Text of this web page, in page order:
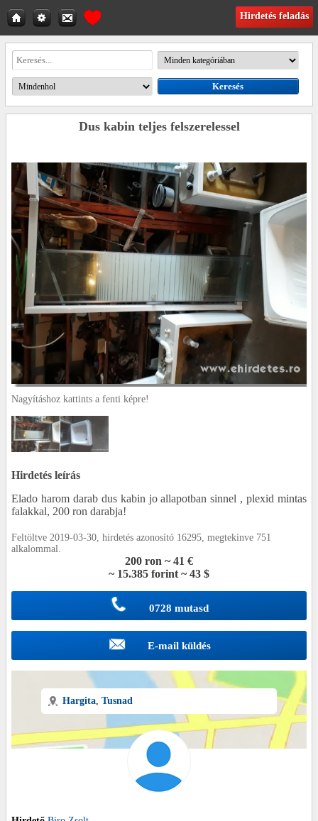
Hirdetés feladás
Dus kabin teljes felszerelessel
Nagyításhoz kattints a fenti képre!
Hirdetés leírás
Elado harom darab dus kabin jo allapotban sinnel , plexid mintas
falakkal, 200 ron darabja!
Feltöltve 2019-03-30, hirdetés azonosító 16295, megtekinve 751
alkalommal.
200 ron ~ 41 €
~ 15.385 forint ~ 43 $
0728 mutasd
E-mail küldés
Hargita, Tusnad